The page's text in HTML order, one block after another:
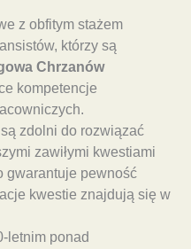
z obfitym stażem
którzy są
Chrzanów
kompetencje
zdolni do rozwiązać
zawiłymi kwestiami
gwarantuje pewność
kwestie znajdują się w
letnim ponad